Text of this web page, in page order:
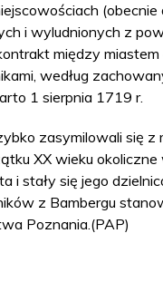
(obecnie
i wyludnionych z
między miastem
według
1 sierpnia 1719 r.
zasymilowali się z
XX wieku okoliczne
i stały się jego
z Bambergu
Poznania.(PAP)